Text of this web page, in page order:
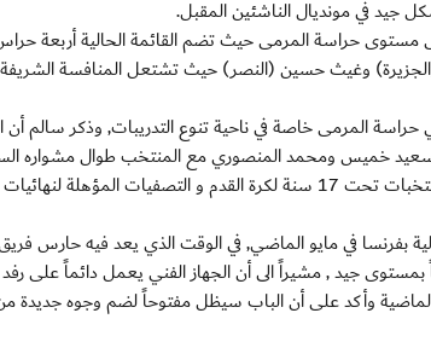
جيد في مونديال الناشئين المقبل.
حراسة المرمى حيث تضم القائمة الحالية أربعة
وغيث حسين (النصر) حيث تشتعل المنافسة
المرمى خاصة في ناحية تنوع التدريبات, وذكر سالم
سعيد خميس ومحمد المنصوري مع المنتخب طوال مشواره
والذي خاض خلاله عدة منافسات من بينها بطولة كأس مجلس التعاون للمنتخبات تحت 17 سنة لكرة القدم و التصفيات
بفرنسا في مايو الماضي, في الوقت الذي يعد فيه حارس
جيد , مشيراً الى أن الجهاز الفني يعمل دائماً على رفد
وأكد على أن الباب سيظل مفتوحاً لضم وجوه جديدة